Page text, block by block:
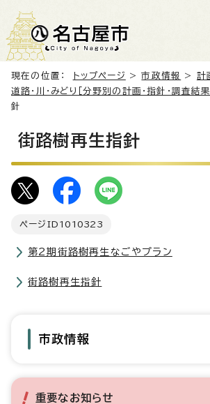
現在の位置： トップページ >市政情報 > 計
道路・川・みどり［分野別の計画・指針・調査結果
針
街路樹再生指針
ページID 1010323
第2期街路樹再生なごやプラン
街路樹再生指針
市政情報
重要なお知らせ